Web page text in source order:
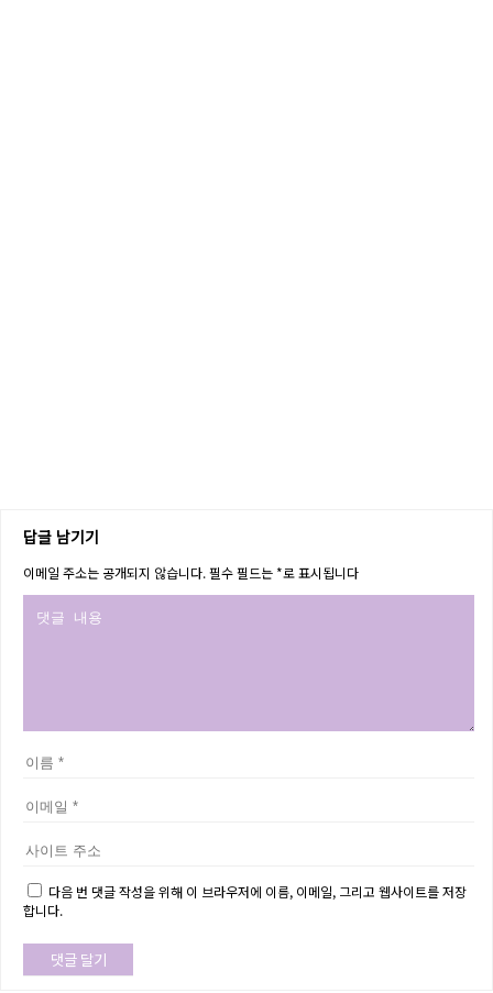
답글 남기기
이메일 주소는 공개되지 않습니다.필수 필드는 *로 표시됩니다
다음 번 댓글 작성을 위해 이 브라우저에 이름, 이메일, 그리고 웹사이트를 저장
합니다.